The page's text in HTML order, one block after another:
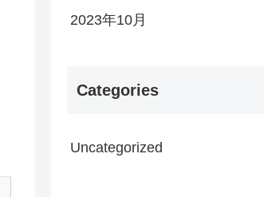
2023年10月
Categories
Uncategorized